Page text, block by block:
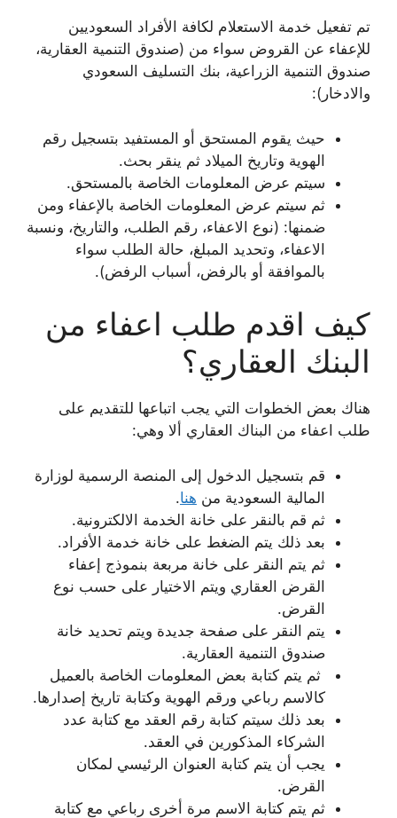
تم تفعيل خدمة الاستعلام لكافة الأفراد السعوديين
للإعفاء عن القروض سواء من (صندوق التنمية العقارية،
صندوق التنمية الزراعية، بنك التسليف السعودي
والادخار):
حيث يقوم المستحق أو المستفيد بتسجيل رقم
الهوية وتاريخ الميلاد ثم ينقر بحث.
سيتم عرض المعلومات الخاصة بالمستحق.
ثم سيتم عرض المعلومات الخاصة بالإعفاء ومن
ضمنها: (نوع الاعفاء، رقم الطلب، والتاريخ، ونسبة
الاعفاء، وتحديد المبلغ، حالة الطلب سواء
بالموافقة أو بالرفض، أسباب الرفض).
كيف اقدم طلب اعفاء من
البنك العقاري؟
هناك بعض الخطوات التي يجب اتباعها للتقديم على
طلب اعفاء من البناك العقاري ألا وهي:
قم بتسجيل الدخول إلى المنصة الرسمية لوزارة
المالية السعودية من هنا.
ثم قم بالنقر على خانة الخدمة الالكترونية.
بعد ذلك يتم الضغط على خانة خدمة الأفراد.
ثم يتم النقر على خانة مربعة بنموذج إعفاء
القرض العقاري ويتم الاختيار على حسب نوع
القرض.
يتم النقر على صفحة جديدة ويتم تحديد خانة
صندوق التنمية العقارية.
ثم يتم كتابة بعض المعلومات الخاصة بالعميل
كالاسم رباعي ورقم الهوية وكتابة تاريخ إصدارها.
بعد ذلك سيتم كتابة رقم العقد مع كتابة عدد
الشركاء المذكورين في العقد.
يجب أن يتم كتابة العنوان الرئيسي لمكان
القرض.
ثم يتم كتابة الاسم مرة أخرى رباعي مع كتابة